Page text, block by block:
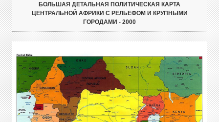
БОЛЬШАЯ ДЕТАЛЬНАЯ ПОЛИТИЧЕСКАЯ КАРТА
ЦЕНТРАЛЬНОЙ АФРИКИ С РЕЛЬЕФОМ И КРУПНЫМИ
ГОРОДАМИ - 2000